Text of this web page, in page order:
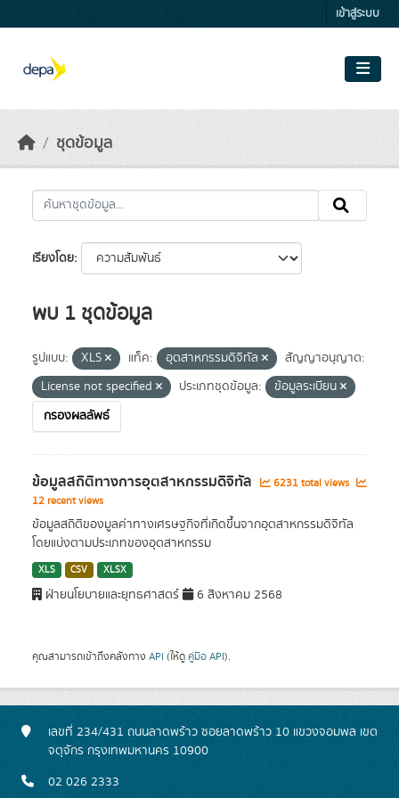
เข้าสู่ระบบ
ชุดข้อมูล
เรียงโดย
พบ 1 ชุดข้อมูล
รูปแบบ: XLS แท็ค: อุตสาหกรรมดิจิทัล
สัญญาอนุญาต:
License not specified
ประเภทชุดข้อมูล:
ข้อมูลระเบียน
กรองผลลัพธ์
ข้อมูลสถิติทางการอุตสาหกรรมดิจิทัล
6231 total views
12 recent views
ข้อมูลสถิติของมูลค่าทางเศรษฐกิจที่เกิดขึ้นจากอุตสาหกรรมดิจิทัล
โดยแบ่งตามประเภทของอุตสาหกรรม
XLS CSV XLSX
ฝ่ายนโยบายและยุทธศาสตร์ 6 สิงหาคม 2568
คุณสามารถเข้าถึงคลังทาง API (ให้ดู คู่มือ API).
เลขที่ 234/431 ถนนลาดพร้าว ซอยลาดพร้าว 10 แขวงจอมพล เขต
จตุจักร กรุงเทพมหานคร 10900
02 026 2333